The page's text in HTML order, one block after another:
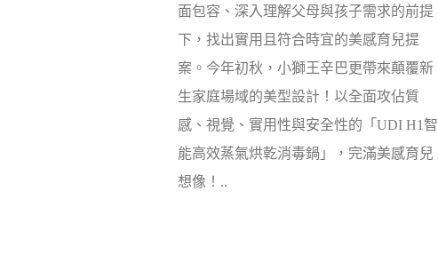
面包容、深入理解父母與孩子需求的前提
下，找出實用且符合時宜的美感育兒提
案。今年初秋，小獅王辛巴更帶來顛覆新
生家庭場域的美型設計！以全面攻佔質
感、視覺、實用性與安全性的「UDI H1智
能高效蒸氣烘乾消毒鍋」，完滿美感育兒
想像！..